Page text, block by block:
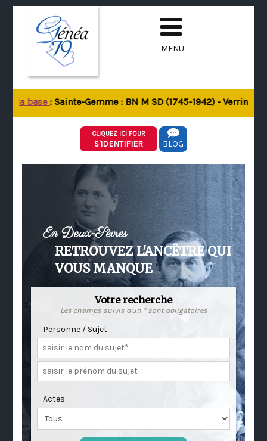
MENU
la base: Sainte-Gemme : BN M SD (1745-1942) - Verrines-
CLIQUEZ ICI POUR
S'IDENTIFIER BLOG
En Deux-Sèvres
RETROUVEZ L'ANCÊTRE QUI
VOUS MANQUE
Votre recherche
Les champs suivis d'un * sont obligatoires
Personne / Sujet
Actes